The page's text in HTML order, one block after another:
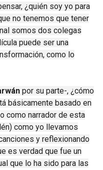
¿quién soy yo para
no tenemos que tener
somos dos colegas
puede ser una
como lo
por su parte-, ¿cómo
básicamente basado en
como narrador de esta
como yo llevamos
y reflexionando
es verdad que fue un
que lo ha sido para las